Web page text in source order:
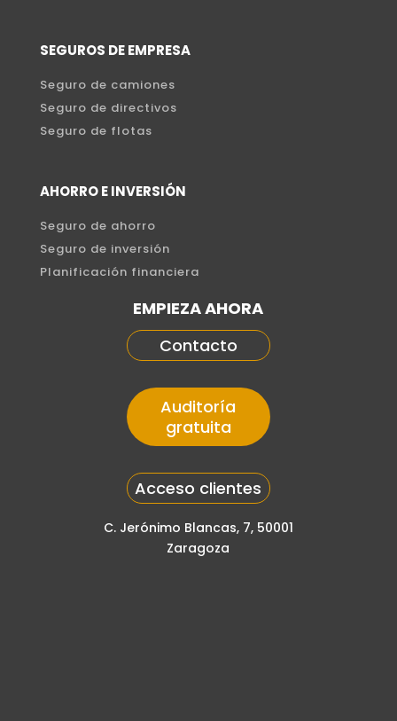
SEGUROS DE EMPRESA
Seguro de camiones
Seguro de directivos
Seguro de flotas
AHORRO E INVERSIÓN
Seguro de ahorro
Seguro de inversión
Planificación financiera
EMPIEZA AHORA
Contacto
Auditoría
gratuita
Acceso clientes
C. Jerónimo Blancas, 7, 50001
Zaragoza